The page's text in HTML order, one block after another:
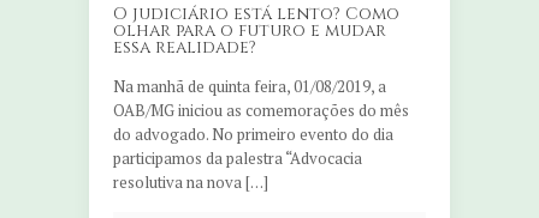
O judiciário está lento? Como
olhar para o futuro e mudar
essa realidade?
Na manhã de quinta feira, 01/08/2019, a
OAB/MG iniciou as comemorações do mês
do advogado. No primeiro evento do dia
participamos da palestra “Advocacia
resolutiva na nova […]